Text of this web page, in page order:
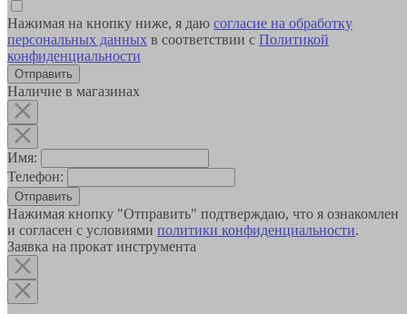
Нажимая на кнопку ниже, я даю согласие на обработку
персональных данных в соответствии с Политикой
конфиденциальности
Наличие в магазинах
Имя:
Телефон:
Отправить
Нажимая кнопку "Отправить" подтверждаю, что я ознакомлен
и согласен с условиями политики конфиденциальности.
Заявка на прокат инструмента